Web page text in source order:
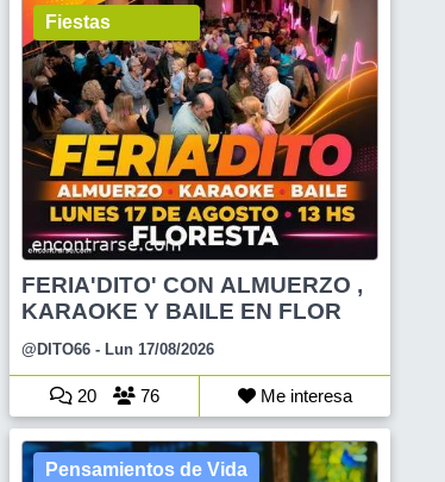
Fiestas
FERIA'DITO' CON ALMUERZO ,
KARAOKE Y BAILE EN FLOR
@DITO66 - Lun 17/08/2026
20 76 Me interesa
Pensamientos de Vida